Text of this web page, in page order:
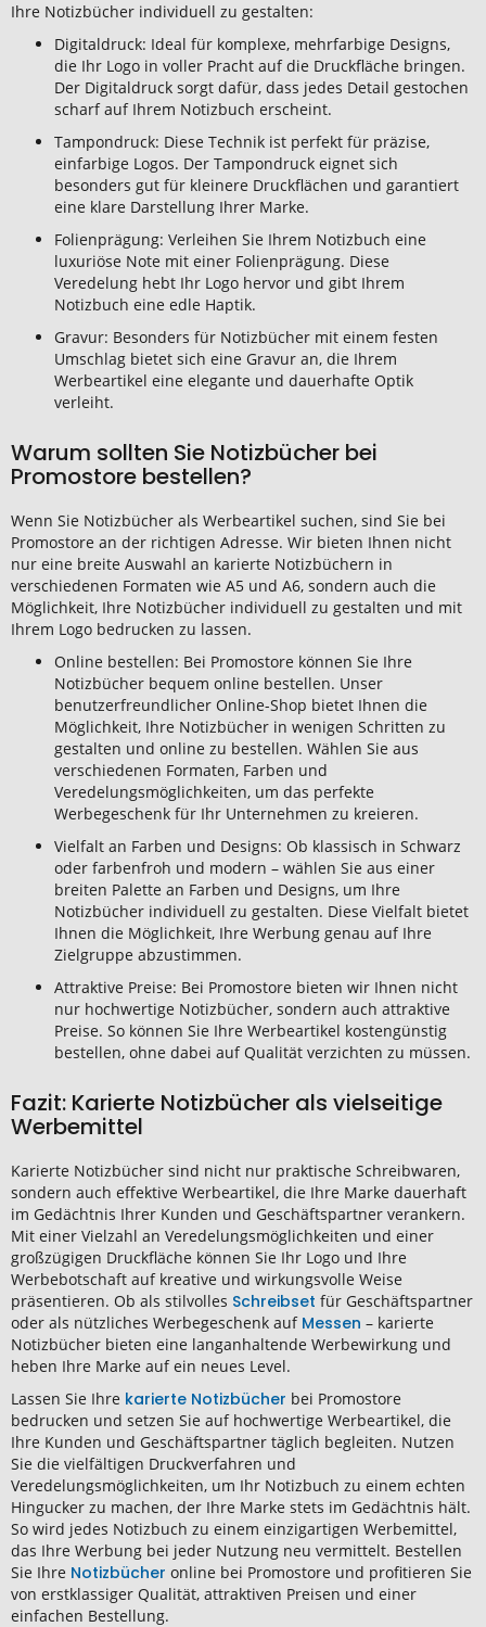
Ihre Notizbücher individuell zu gestalten:
Digitaldruck: Ideal für komplexe, mehrfarbige Designs,
die Ihr Logo in voller Pracht auf die Druckfläche bringen.
Der Digitaldruck sorgt dafür, dass jedes Detail gestochen
scharf auf Ihrem Notizbuch erscheint.
Tampondruck: Diese Technik ist perfekt für präzise,
einfarbige Logos. Der Tampondruck eignet sich
besonders gut für kleinere Druckflächen und garantiert
eine klare Darstellung Ihrer Marke.
Folienprägung: Verleihen Sie Ihrem Notizbuch eine
luxuriöse Note mit einer Folienprägung. Diese
Veredelung hebt Ihr Logo hervor und gibt Ihrem
Notizbuch eine edle Haptik.
Gravur: Besonders für Notizbücher mit einem festen
Umschlag bietet sich eine Gravur an, die Ihrem
Werbeartikel eine elegante und dauerhafte Optik
verleiht.
Warum sollten Sie Notizbücher bei
Promostore bestellen?
Wenn Sie Notizbücher als Werbeartikel suchen, sind Sie bei
Promostore an der richtigen Adresse. Wir bieten Ihnen nicht
nur eine breite Auswahl an karierte Notizbüchern in
verschiedenen Formaten wie A5 und A6, sondern auch die
Möglichkeit, Ihre Notizbücher individuell zu gestalten und mit
Ihrem Logo bedrucken zu lassen.
Online bestellen: Bei Promostore können Sie Ihre
Notizbücher bequem online bestellen. Unser
benutzerfreundlicher Online-Shop bietet Ihnen die
Möglichkeit, Ihre Notizbücher in wenigen Schritten zu
gestalten und online zu bestellen. Wählen Sie aus
verschiedenen Formaten, Farben und
Veredelungsmöglichkeiten, um das perfekte
Werbegeschenk für Ihr Unternehmen zu kreieren.
Vielfalt an Farben und Designs: Ob klassisch in Schwarz
oder farbenfroh und modern – wählen Sie aus einer
breiten Palette an Farben und Designs, um Ihre
Notizbücher individuell zu gestalten. Diese Vielfalt bietet
Ihnen die Möglichkeit, Ihre Werbung genau auf Ihre
Zielgruppe abzustimmen.
Attraktive Preise: Bei Promostore bieten wir Ihnen nicht
nur hochwertige Notizbücher, sondern auch attraktive
Preise. So können Sie Ihre Werbeartikel kostengünstig
bestellen, ohne dabei auf Qualität verzichten zu müssen.
Fazit: Karierte Notizbücher als vielseitige
Werbemittel
Karierte Notizbücher sind nicht nur praktische Schreibwaren,
sondern auch effektive Werbeartikel, die Ihre Marke dauerhaft
im Gedächtnis Ihrer Kunden und Geschäftspartner verankern.
Mit einer Vielzahl an Veredelungsmöglichkeiten und einer
großzügigen Druckfläche können Sie Ihr Logo und Ihre
Werbebotschaft auf kreative und wirkungsvolle Weise
präsentieren. Ob als stilvolles Schreibset für Geschäftspartner
oder als nützliches Werbegeschenk auf Messen – karierte
Notizbücher bieten eine langanhaltende Werbewirkung und
heben Ihre Marke auf ein neues Level.
Lassen Sie Ihre karierte Notizbücher bei Promostore
bedrucken und setzen Sie auf hochwertige Werbeartikel, die
Ihre Kunden und Geschäftspartner täglich begleiten. Nutzen
Sie die vielfältigen Druckverfahren und
Veredelungsmöglichkeiten, um Ihr Notizbuch zu einem echten
Hingucker zu machen, der Ihre Marke stets im Gedächtnis hält.
So wird jedes Notizbuch zu einem einzigartigen Werbemittel,
das Ihre Werbung bei jeder Nutzung neu vermittelt. Bestellen
Sie Ihre Notizbücher online bei Promostore und profitieren Sie
von erstklassiger Qualität, attraktiven Preisen und einer
einfachen Bestellung.